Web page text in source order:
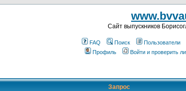
Cайт выпускников
FAQ Поиск Пользователи
Профиль
Войти и проверить
Запрос